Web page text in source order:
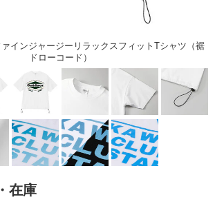
インジャージーリラックスフィットTシャツ（裾
ドローコード）
在庫